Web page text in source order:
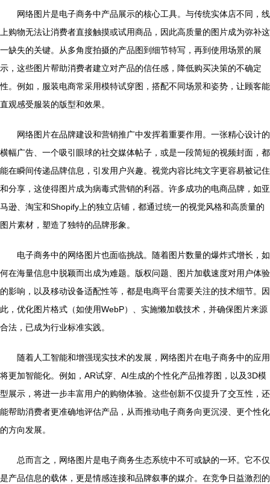
网络图片是电子商务中产品展示的核心工具。与传统实体店不同，线
上购物无法让消费者直接触摸或试用商品，因此高质量的图片成为弥补这
一缺失的关键。从多角度拍摄的产品图到细节特写，再到使用场景的展
示，这些图片帮助消费者建立对产品的信任感，降低购买决策的不确定
性。例如，服装电商常采用模特试穿图，搭配不同场景和姿势，让顾客能
直观感受服装的版型和效果。
网络图片在品牌建设和营销推广中发挥着重要作用。一张精心设计的
横幅广告、一个吸引眼球的社交媒体帖子，或是一段简短的视频封面，都
能在瞬间传递品牌信息，引发用户兴趣。视觉内容比纯文字更容易被记住
和分享，这使得图片成为病毒式营销的利器。许多成功的电商品牌，如亚
马逊、淘宝和Shopify上的独立店铺，都通过统一的视觉风格和高质量的
图片素材，塑造了独特的品牌形象。
电子商务中的网络图片也面临挑战。随着图片数量的爆炸式增长，如
何在海量信息中脱颖而出成为难题。版权问题、图片加载速度对用户体验
的影响，以及移动设备适配性等，都是电商平台需要关注的技术细节。因
此，优化图片格式（如使用WebP）、实施懒加载技术，并确保图片来源
合法，已成为行业标准实践。
随着人工智能和增强现实技术的发展，网络图片在电子商务中的应用
将更加智能化。例如，AR试穿、AI生成的个性化产品推荐图，以及3D模
型展示，将进一步丰富用户的购物体验。这些创新不仅提升了交互性，还
能帮助消费者更准确地评估产品，从而推动电子商务向更沉浸、更个性化
的方向发展。
总而言之，网络图片是电子商务生态系统中不可或缺的一环。它不仅
是产品信息的载体，更是情感连接和品牌叙事的媒介。在竞争日益激烈的